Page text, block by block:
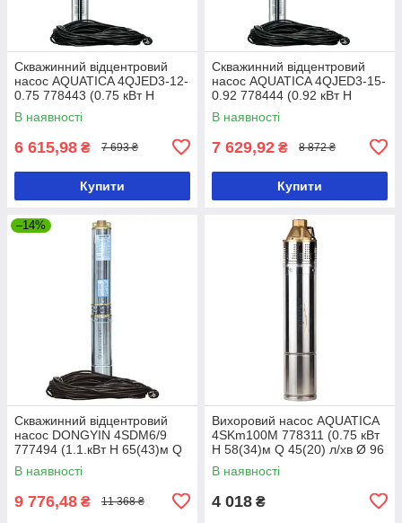
Скважинний відцентровий
насос AQUATICA 4QJED3-12-
0.75 778443 (0.75 кВт H
84(65)м Q 55(35) л/хв Ø102
мм 45 м кабелю)
В наявності
6 615,98 ₴ 7 693 ₴
Купити
Скважинний відцентровий
насос AQUATICA 4QJED3-15-
0.92 778444 (0.92 кВт H
105(82)м Q 55(35) л/хв Ø102
мм 50 м кабелю)
В наявності
7 629,92 ₴ 8 872 ₴
Купити
–14%
Скважинний відцентровий
насос DONGYIN 4SDM6/9
777494 (1.1.кВт H 65(43)м Q
140(100)л/хв Ø102 мм кабель
35 м)
В наявності
9 776,48 ₴ 11 368 ₴
Вихоровий насос AQUATICA
4SKm100M 778311 (0.75 кВт
H 58(34)м Q 45(20) л/хв Ø 96
мм 10 м кабелю)
В наявності
4 018 ₴